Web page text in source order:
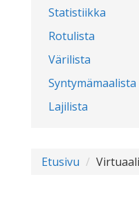
Statistiikka
Rotulista
Värilista
Syntymämaalista
Lajilista
Etusivu